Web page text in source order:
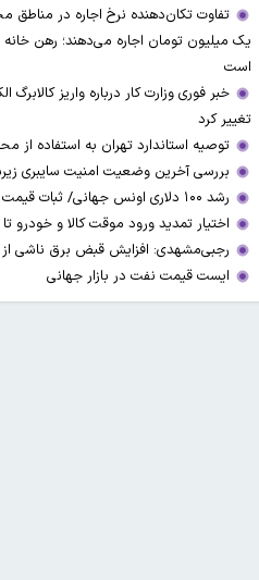
تفاوت تکان‌دهنده نرخ اجاره در مناطق
است
خبر فوری وزارت کار درباره واریز کالابرگ
تغییر کرد
توصیه استاندارد تهران به استفاده از
بررسی آخرین وضعیت امنیت سایبری
رشد ۱۰۰ دلاری اونس جهانی/ ثبات قیمت طلای داخلی
اختیار تمدید ورود موقت کالا و خودرو
رجبی‌مشهدی: افزایش قبض برق ناشی
ایست قیمت نفت در بازار جهانی